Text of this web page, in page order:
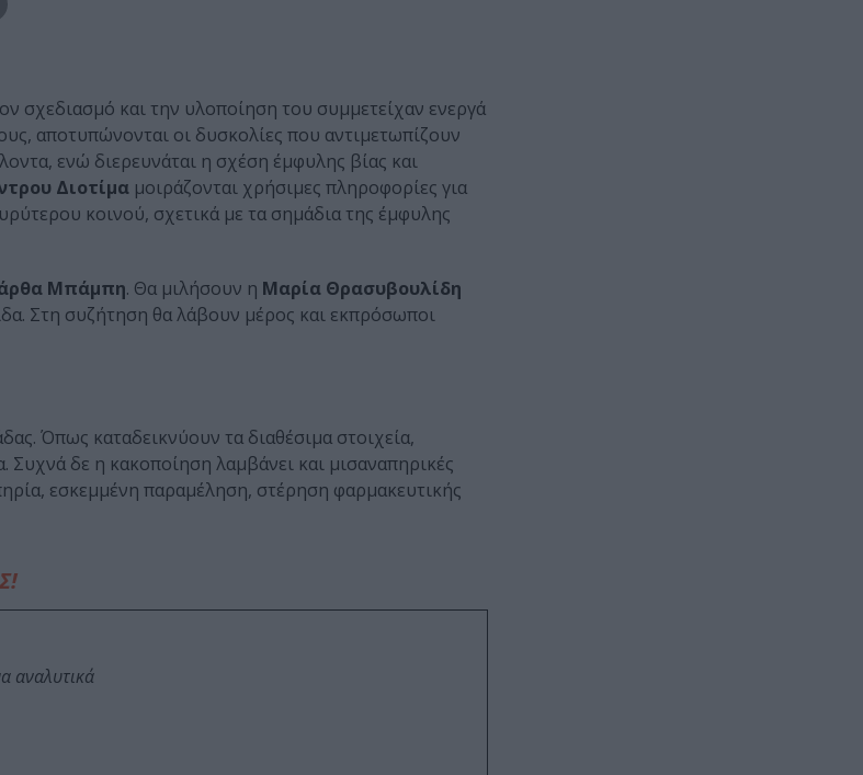
σχεδιασμό και την υλοποίηση του συμμετείχαν ενεργά
αποτυπώνονται οι δυσκολίες που αντιμετωπίζουν
ενώ διερευνάται η σχέση έμφυλης βίας και
Διοτίμα μοιράζονται χρήσιμες πληροφορίες για
κοινού, σχετικά με τα σημάδια της έμφυλης
Μπάμπη. Θα μιλήσουν η Μαρία Θρασυβουλίδη
Στη συζήτηση θα λάβουν μέρος και εκπρόσωποι
Όπως καταδεικνύουν τα διαθέσιμα στοιχεία,
δε η κακοποίηση λαμβάνει και μισαναπηρικές
εσκεμμένη παραμέληση, στέρηση φαρμακευτικής
αναλυτικά